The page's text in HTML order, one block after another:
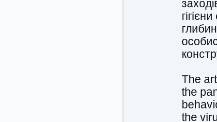
The
the
the